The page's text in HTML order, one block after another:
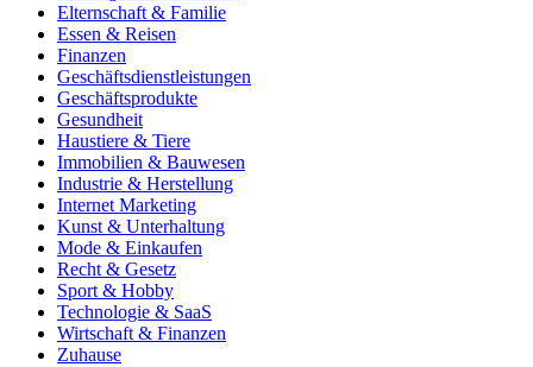
Elternschaft & Familie
Essen & Reisen
Finanzen
Geschäftsdienstleistungen
Geschäftsprodukte
Gesundheit
Haustiere & Tiere
Immobilien & Bauwesen
Industrie & Herstellung
Internet Marketing
Kunst & Unterhaltung
Mode & Einkaufen
Recht & Gesetz
Sport & Hobby
Technologie & SaaS
Wirtschaft & Finanzen
Zuhause